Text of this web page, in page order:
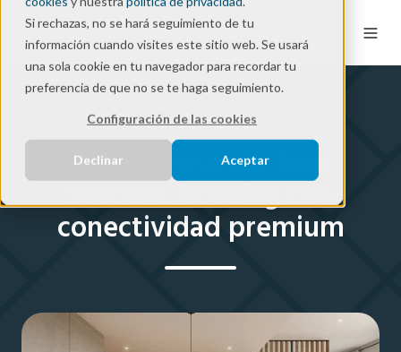
Si rechazas, no se hará seguimiento de tu
información cuando visites este sitio web. Se usará
una sola cookie en tu navegador para recordar tu
preferencia de que no se te haga seguimiento.
Configuración de las cookies
Declinar Aceptar
Success story
Transformando Blau
Student Housing con
conectividad premium